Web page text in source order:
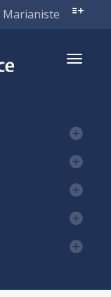
Marianiste